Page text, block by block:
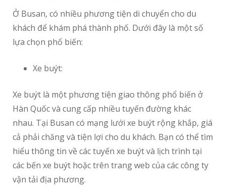
Ở Busan, có nhiều phương tiện di chuyển cho du
khách để khám phá thành phố. Dưới đây là một số
lựa chọn phổ biến:
Xe buýt:
Xe buýt là một phương tiện giao thông phổ biến ở
Hàn Quốc và cung cấp nhiều tuyến đường khác
nhau. Tại Busan có mạng lưới xe buýt rộng khắp, giá
cả phải chăng và tiện lợi cho du khách. Bạn có thể tìm
hiểu thông tin về các tuyến xe buýt và lịch trình tại
các bến xe buýt hoặc trên trang web của các công ty
vận tải địa phương.